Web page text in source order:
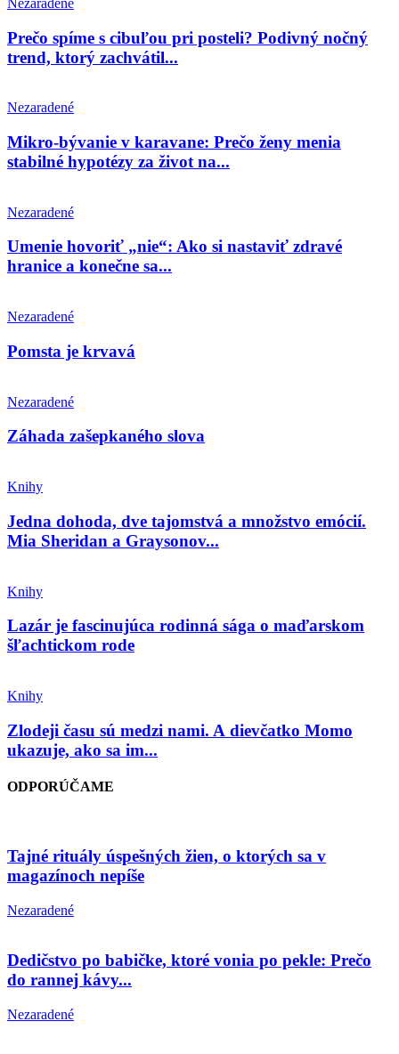
Prečo spíme s cibuľou pri posteli? Podivný nočný
trend, ktorý zachvátil...
Nezaradené
Mikro-bývanie v karavane: Prečo ženy menia
stabilné hypotézy za život na...
Nezaradené
Umenie hovoriť „nie“: Ako si nastaviť zdravé
hranice a konečne sa...
Nezaradené
Pomsta je krvavá
Nezaradené
Záhada zašepkaného slova
Knihy
Jedna dohoda, dve tajomstvá a množstvo emócií.
Mia Sheridan a Graysonov...
Knihy
Lazár je fascinujúca rodinná sága o maďarskom
šľachtickom rode
Knihy
Zlodeji času sú medzi nami. A dievčatko Momo
ukazuje, ako sa im...
ODPORÚČAME
Tajné rituály úspešných žien, o ktorých sa v
magazínoch nepíše
Nezaradené
Dedičstvo po babičke, ktoré vonia po pekle: Prečo
do rannej kávy...
Nezaradené